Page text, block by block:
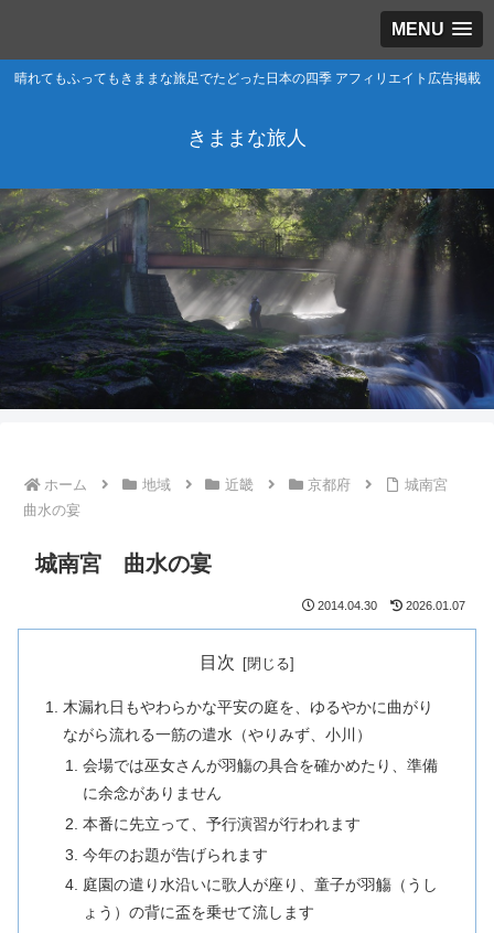
MENU
晴れてもふってもきままな旅足でたどった日本の四季 アフィリエイト広告掲載
きままな旅人
ホーム 地域 近畿 京都府
城南宮
曲水の宴
城南宮 曲水の宴
2014.04.30 2026.01.07
目次
木漏れ日もやわらかな平安の庭を、ゆるやかに曲がり
ながら流れる一筋の遣水（やりみず、小川）
会場では巫女さんが羽觴の具合を確かめたり、準備
に余念がありません
本番に先立って、予行演習が行われます
今年のお題が告げられます
庭園の遣り水沿いに歌人が座り、童子が羽觴（うし
ょう）の背に盃を乗せて流します